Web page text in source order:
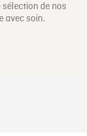
de nos
avec soin.